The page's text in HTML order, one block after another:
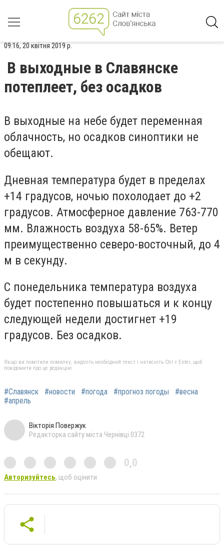
09:16, 20 квітня 2019 р.
В выходные в Славянске
потеплеет, без осадков
В выходные на небе будет переменная
облачность, но осадков синоптики не
обещают.
Дневная температура будет в пределах
+14 градусов, ночью похолодает до +2
градусов. Атмосферное давление 763-770
мм. Влажность воздуха 58-65%. Ветер
преимущественно северо-восточный, до 4
м в секунду.
С понедельника температура воздуха
будет постепенно повышаться и к концу
следующей недели достигнет +19
градусов. Без осадков.
Якщо ви помітили помилку, виділіть необхідний текст і натисніть Ctrl + Enter, щоб
повідомити про це редакцію
#Славянск #новости #погода #прогноз погоды
#весна
#апрель
Вікторія Повержук
Редакторка сайту міста Чернівці 0372
0,0
Авторизуйтесь, щоб оцінити